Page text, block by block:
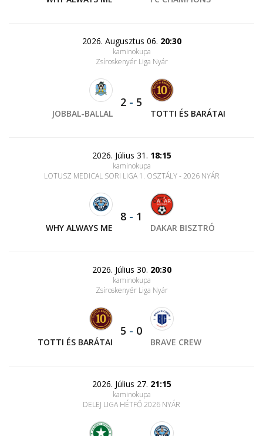
2026. Augusztus 06. 20:30
kaminokupa
Zsíroskenyér Liga Nyár
JOBBAL-BALLAL
2 - 5
TOTTI ÉS BARÁTAI
2026. Július 31. 18:15
kaminokupa
LOTUSZ MEDICAL SORI LIGA 1. OSZTÁLY - 2026 NYÁR
WHY ALWAYS ME
8 - 1
DAKAR BISZTRÓ
2026. Július 30. 20:30
kaminokupa
Zsíroskenyér Liga Nyár
TOTTI ÉS BARÁTAI
5 - 0
BRAVE CREW
2026. Július 27. 21:15
kaminokupa
DELEJ LIGA HÉTFŐ 2026 NYÁR